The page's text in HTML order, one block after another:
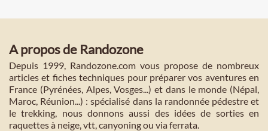
A propos de Randozone
Depuis 1999, Randozone.com vous propose de nombreux
articles et fiches techniques pour préparer vos aventures en
France (Pyrénées, Alpes, Vosges...) et dans le monde (Népal,
Maroc, Réunion...) : spécialisé dans la randonnée pédestre et
le trekking, nous donnons aussi des idées de sorties en
raquettes à neige, vtt, canyoning ou via ferrata.